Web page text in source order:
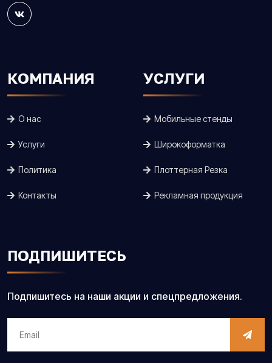
КОМПАНИЯ
О нас
Услуги
Политика
Контакты
УСЛУГИ
Мобильные стенды
Широкоформатка
Плоттерная Резка
Рекламная продукция
ПОДПИШИТЕСЬ
Подпишитесь на наши акции и спецпредложения.